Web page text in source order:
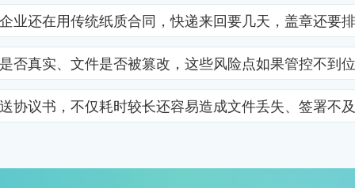
还在用传统纸质合同，快递来回要几天，盖章还
真实、文件是否被篡改，这些风险点如果管控不
议书，不仅耗时较长还容易造成文件丢失、签署